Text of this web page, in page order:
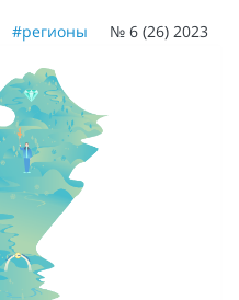
#регионы № 6 (26) 2023